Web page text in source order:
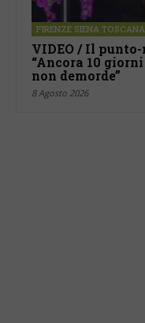
FIRENZE SIENA TOSCANA
VIDEO / Il
“Ancora 10
non demorde”
8 Agosto 2026